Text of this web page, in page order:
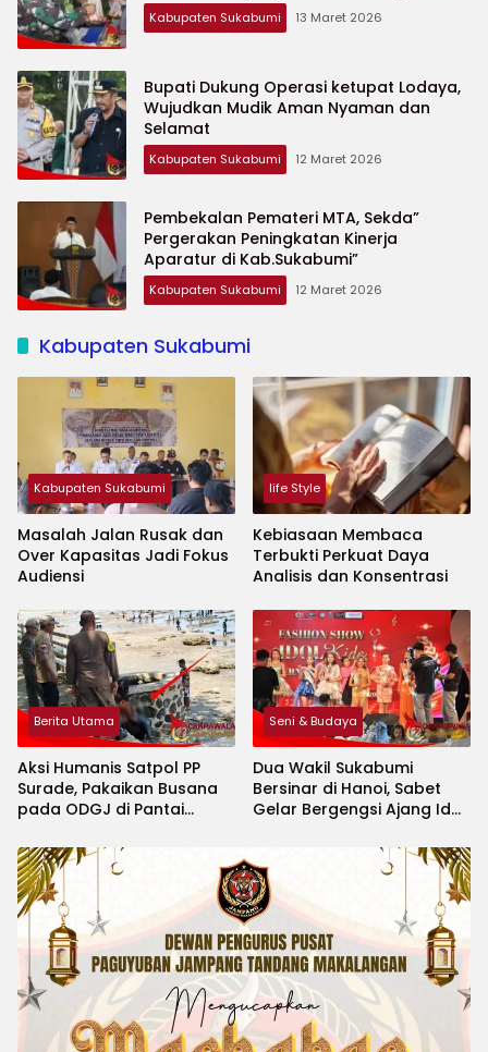
Kabupaten Sukabumi 13 Maret 2026
Bupati Dukung Operasi ketupat Lodaya,
Wujudkan Mudik Aman Nyaman dan
Selamat
Kabupaten Sukabumi 12 Maret 2026
Pembekalan Pemateri MTA, Sekda”
Pergerakan Peningkatan Kinerja
Aparatur di Kab.Sukabumi”
Kabupaten Sukabumi 12 Maret 2026
Kabupaten Sukabumi
Kabupaten Sukabumi
Masalah Jalan Rusak dan
Over Kapasitas Jadi Fokus
Audiensi
life Style
Kebiasaan Membaca
Terbukti Perkuat Daya
Analisis dan Konsentrasi
Berita Utama
Aksi Humanis Satpol PP
Surade, Pakaikan Busana
pada ODGJ di Pantai
Seni & Budaya
Dua Wakil Sukabumi
Bersinar di Hanoi, Sabet
Gelar Bergengsi Ajang Idol